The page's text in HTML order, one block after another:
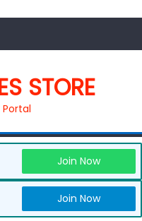
STORE
Join Now
Join Now